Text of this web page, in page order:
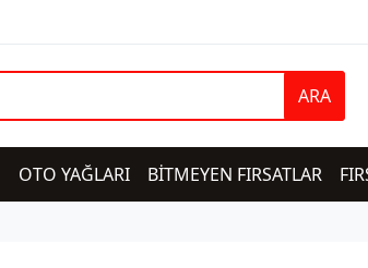
ARA
OTO YAĞLARI BİTMEYEN FIRSATLAR